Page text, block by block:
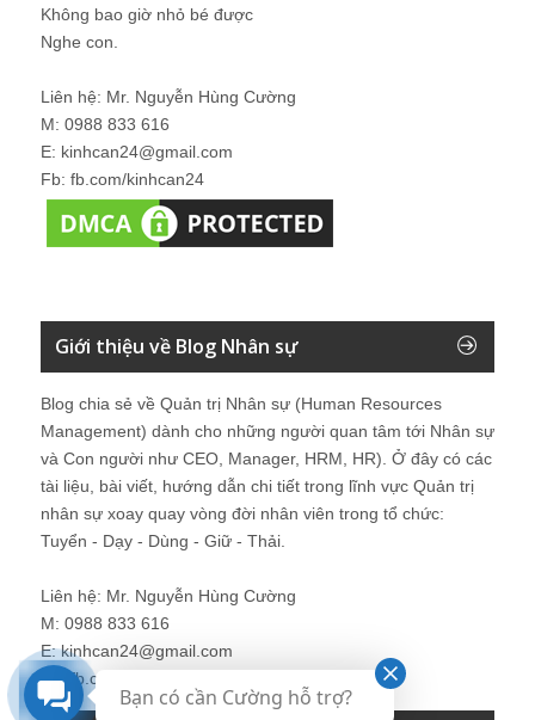
Không bao giờ nhỏ bé được
Nghe con.
Liên hệ: Mr. Nguyễn Hùng Cường
M: 0988 833 616
E: kinhcan24@gmail.com
Fb: fb.com/kinhcan24
Giới thiệu về Blog Nhân sự
Blog chia sẻ về Quản trị Nhân sự (Human Resources
Management) dành cho những người quan tâm tới Nhân sự
và Con người như CEO, Manager, HRM, HR). Ở đây có các
tài liệu, bài viết, hướng dẫn chi tiết trong lĩnh vực Quản trị
nhân sự xoay quay vòng đời nhân viên trong tổ chức:
Tuyển - Dạy - Dùng - Giữ - Thải.
Liên hệ: Mr. Nguyễn Hùng Cường
M: 0988 833 616
E: kinhcan24@gmail.com
Fb: fb.com/kinhcan24
Bạn có cần Cường hỗ trợ?